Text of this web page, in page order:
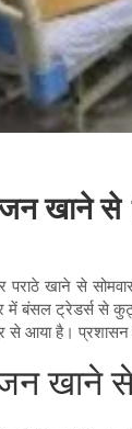
से
खाने से
में बंसल ट्रेडर्स
से आया है। प्रशासन
खाने से